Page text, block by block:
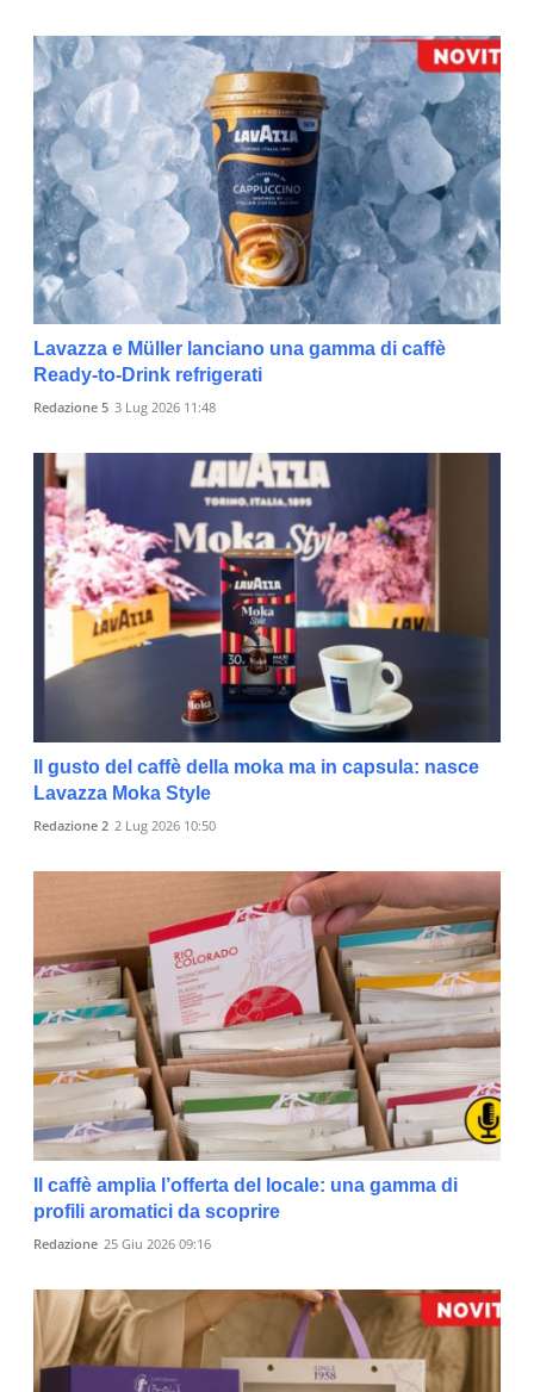
Lavazza e Müller lanciano una gamma di caffè
Ready-to-Drink refrigerati
Redazione 5 3 Lug 2026 11:48
Il gusto del caffè della moka ma in capsula: nasce
Lavazza Moka Style
Redazione 2 2 Lug 2026 10:50
Il caffè amplia l’offerta del locale: una gamma di
profili aromatici da scoprire
Redazione 25 Giu 2026 09:16